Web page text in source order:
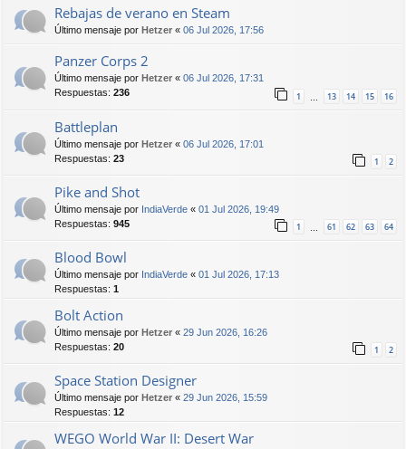
Rebajas de verano en Steam
Último mensaje por Hetzer « 06 Jul 2026, 17:56
Panzer Corps 2
Último mensaje por Hetzer « 06 Jul 2026, 17:31
Respuestas: 236 1 13 14 15 16
Battleplan
Último mensaje por Hetzer « 06 Jul 2026, 17:01
Respuestas: 23 1 2
Pike and Shot
Último mensaje por IndiaVerde « 01 Jul 2026, 19:49
Respuestas: 945 1 61 62 63 64
Blood Bowl
Último mensaje por IndiaVerde « 01 Jul 2026, 17:13
Respuestas: 1
Bolt Action
Último mensaje por Hetzer « 29 Jun 2026, 16:26
Respuestas: 20 1 2
Space Station Designer
Último mensaje por Hetzer « 29 Jun 2026, 15:59
Respuestas: 12
WEGO World War II: Desert War